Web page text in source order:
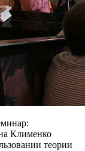
Клименко
теории